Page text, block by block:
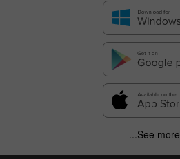
See more...